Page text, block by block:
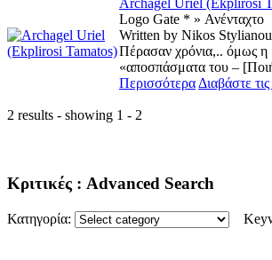
Archagel Uriel (Ekplirosi
Logo Gate * » Ανένταχτο
Written by Nikos
Πέρασαν χρόνια,.. όμως η
«αποσπάσματα του –
ΠερισσότεραΔιαβάστε τις
2 results - showing 1 - 2
Κριτικές : Advanced Search
Κατηγορία: